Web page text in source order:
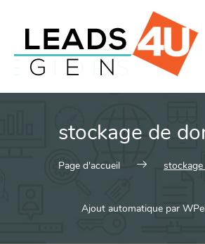
stockage de
Page d'accueil
Ajout automatique par